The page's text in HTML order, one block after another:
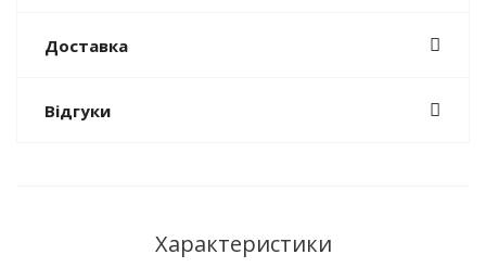
Доставка
Відгуки
Характеристики